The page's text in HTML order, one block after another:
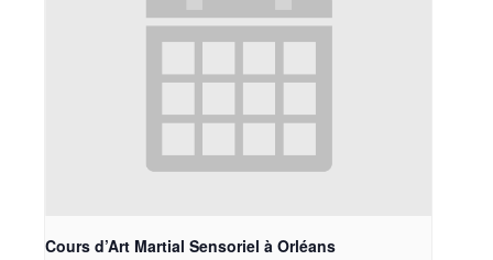
Cours d’Art Martial Sensoriel à Orléans